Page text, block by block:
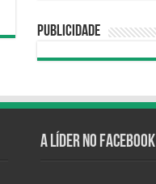
Publicidade
A Líder no Facebook